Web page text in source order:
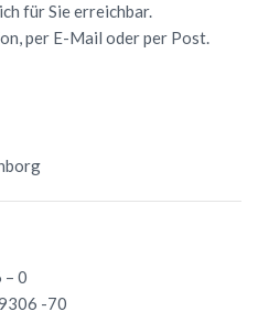
für Sie erreichbar.
per E-Mail oder per Post.
– 0
-70